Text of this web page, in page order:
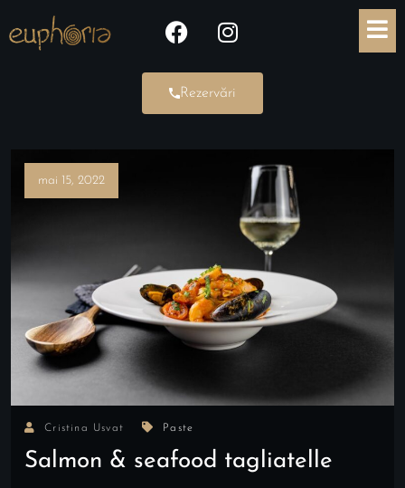
Rezervări
mai 15, 2022
Cristina Usvat Paste
Salmon & seafood tagliatelle